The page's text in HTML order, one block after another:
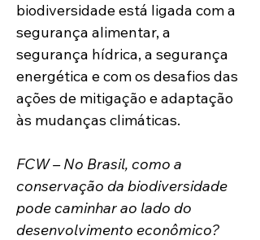
biodiversidade está ligada com a
segurança alimentar, a
segurança hídrica, a segurança
energética e com os desafios das
ações de mitigação e adaptação
às mudanças climáticas.
FCW – No Brasil, como a
conservação da biodiversidade
pode caminhar ao lado do
desenvolvimento econômico?